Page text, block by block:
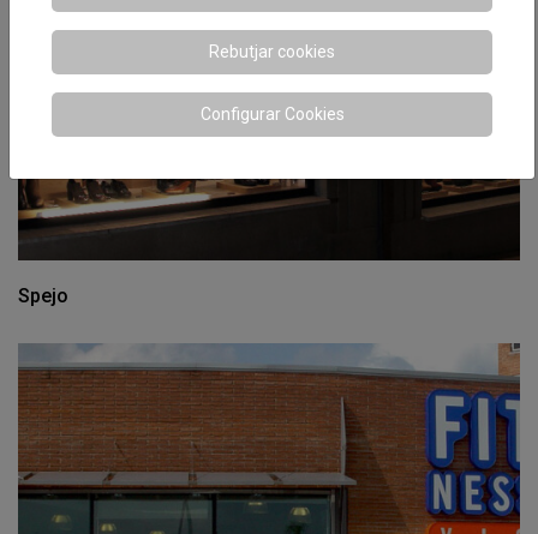
Spejo
Rebutjar cookies
Configurar Cookies